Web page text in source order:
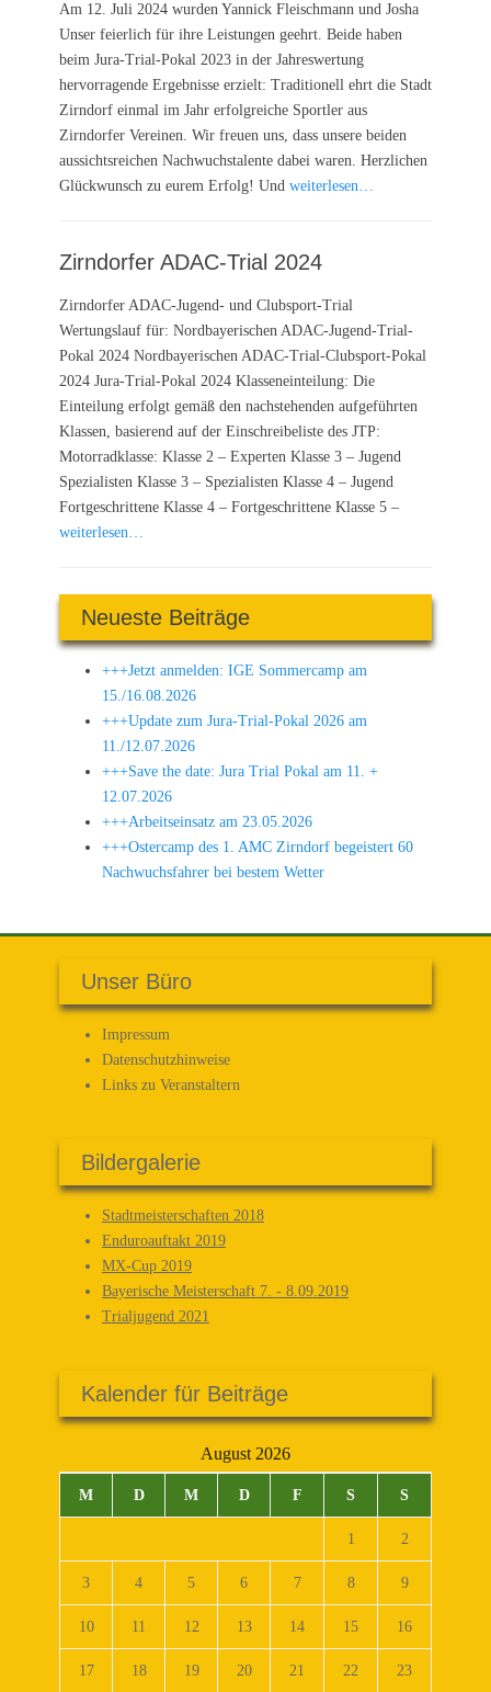
Am 12. Juli 2024 wurden Yannick Fleischmann und Josha
Unser feierlich für ihre Leistungen geehrt. Beide haben
beim Jura-Trial-Pokal 2023 in der Jahreswertung
hervorragende Ergebnisse erzielt: Traditionell ehrt die Stadt
Zirndorf einmal im Jahr erfolgreiche Sportler aus
Zirndorfer Vereinen. Wir freuen uns, dass unsere beiden
aussichtsreichen Nachwuchstalente dabei waren. Herzlichen
Glückwunsch zu eurem Erfolg! Und weiterlesen…
Zirndorfer ADAC-Trial 2024
Zirndorfer ADAC-Jugend- und Clubsport-Trial
Wertungslauf für: Nordbayerischen ADAC-Jugend-Trial-
Pokal 2024 Nordbayerischen ADAC-Trial-Clubsport-Pokal
2024 Jura-Trial-Pokal 2024 Klasseneinteilung: Die
Einteilung erfolgt gemäß den nachstehenden aufgeführten
Klassen, basierend auf der Einschreibeliste des JTP:
Motorradklasse: Klasse 2 – Experten Klasse 3 – Jugend
Spezialisten Klasse 3 – Spezialisten Klasse 4 – Jugend
Fortgeschrittene Klasse 4 – Fortgeschrittene Klasse 5 –
weiterlesen…
Neueste Beiträge
+++Jetzt anmelden: IGE Sommercamp am
15./16.08.2026
+++Update zum Jura-Trial-Pokal 2026 am
11./12.07.2026
+++Save the date: Jura Trial Pokal am 11. +
12.07.2026
+++Arbeitseinsatz am 23.05.2026
+++Ostercamp des 1. AMC Zirndorf begeistert 60
Nachwuchsfahrer bei bestem Wetter
Unser Büro
Impressum
Datenschutz­hinweise
Links zu Veranstaltern
Bildergalerie
Stadtmeisterschaften 2018
Enduroauftakt 2019
MX-Cup 2019
Bayerische Meisterschaft 7. - 8.09.2019
Trialjugend 2021
Kalender für Beiträge
August 2026
M D M D F S S
1 2
3 4 5 6 7 8 9
10 11 12 13 14 15 16
17 18 19 20 21 22 23